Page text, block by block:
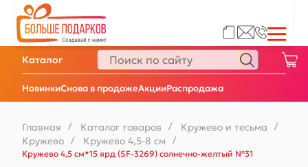
НовинкиСнова в продажеАкцииРаспродажа
Каталог
Главная / Каталог товаров / Кружево и тесьма /
Кружево / Кружево 4,5-8 см
/
Кружево 4,5 см*15 ярд (SF-3269) солнечно-желтый №31